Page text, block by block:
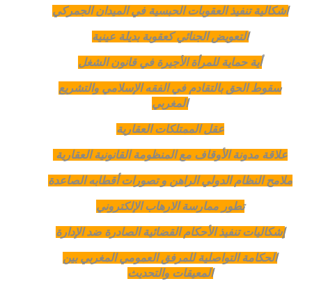
اشكالية تنفيذ العقوبات الحبسية في الميدان الجمركي
التعويض الجنائي كعقوبة بديلة عينية
أية حماية للمرأة الأجيرة في قانون الشغل
سقوط الحق بالتقادم في الفقه الإسلامي والتشريع
المغربي
عقل الممتلكات العقارية
علاقة مدونة الأوقاف مع المنظومة القانونية العقارية
ملامح النظام الدولي الراهن و تصورات أقطابه الصاعدة
تطور ممارسة الارهاب الإلكتروني
إشكاليات تنفيذ الأحكام القضائية الصادرة ضد الإدارة
الحكامة التواصلية للمرفق العمومي المغربي بين
المعيقات والتحديث